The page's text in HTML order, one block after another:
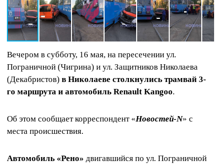
Вечером в субботу, 16 мая, на пересечении ул.
Пограничной (Чигрина) и ул. Защитников Николаева
(Декабристов) в Николаеве столкнулись трамвай 3-
го маршрута и автомобиль Renault Kangoo.
Об этом сообщает корреспондент «Новостей-N» с
места происшествия.
Автомобиль «Рено» двигавшийся по ул. Пограничной